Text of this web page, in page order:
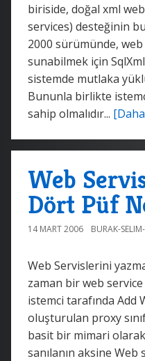
biriside, doğal xml
services) desteğinin
2000 sürümünde,
sunabilmek için
sistemde mutlaka
Bununla birlikte
sahip olmalıdır...
Web
Dört Püf
14 MART 2006 BURAK-
Web Servislerini
zaman bir web
istemci tarafında Add
oluşturulan proxy
basit bir mimari
sanılanın aksine Web